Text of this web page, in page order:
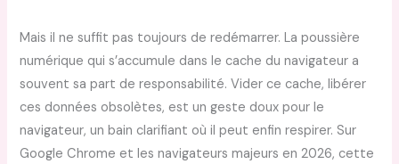
Mais il ne suffit pas toujours de redémarrer. La poussière
numérique qui s’accumule dans le cache du navigateur a
souvent sa part de responsabilité. Vider ce cache, libérer
ces données obsolètes, est un geste doux pour le
navigateur, un bain clarifiant où il peut enfin respirer. Sur
Google Chrome et les navigateurs majeurs en 2026, cette